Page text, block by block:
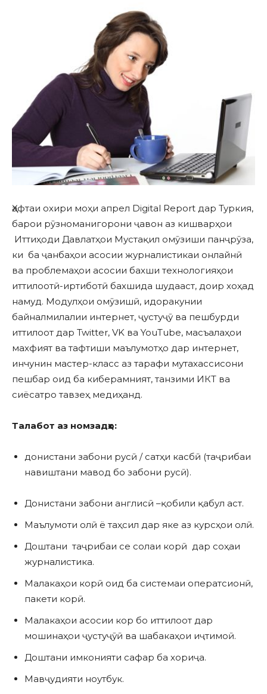
Ҳафтаи охири моҳи апрел Digital Report дар Туркия,
барои рӯзноманигорони ҷавон аз кишварҳои
Иттиҳоди Давлатҳои Мустақил омӯзиши панҷрӯза,
ки ба ҷанбаҳои асосии журналистикаи онлайнӣ
ва проблемаҳои асосии бахши технологияҳои
иттилоотӣ-иртиботӣ бахшида шудааст, доир хоҳад
намуд. Модулҳои омӯзишӣ, идоракунии
байналмилалии интернет, ҷустуҷӯ ва пешбурди
иттилоот дар Twitter, VK ва YouTube, масъалаҳои
махфият ва тафтиши маълумотҳо дар интернет,
инчунин мастер-класс аз тарафи мутахассисони
пешбар оид ба киберамният, танзими ИКТ ва
сиёсатро тавзеҳ медиҳанд.
Талабот аз номзадҳо:
донистани забони русӣ / сатҳи касбӣ (таҷрибаи
навиштани мавод бо забони русӣ).
Донистани забони англисӣ –қобили қабул аст.
Маълумоти олӣ ё таҳсил дар яке аз курсҳои олӣ.
Доштани таҷрибаи се солаи корӣ дар соҳаи
журналистика.
Малакаҳои корӣ оид ба системаи оператсионӣ,
пакети корӣ.
Малакаҳои асосии кор бо иттилоот дар
мошинаҳои ҷустуҷӯӣ ва шабакаҳои иҷтимоӣ.
Доштани имконияти сафар ба хориҷа.
Мавҷудияти ноутбук.